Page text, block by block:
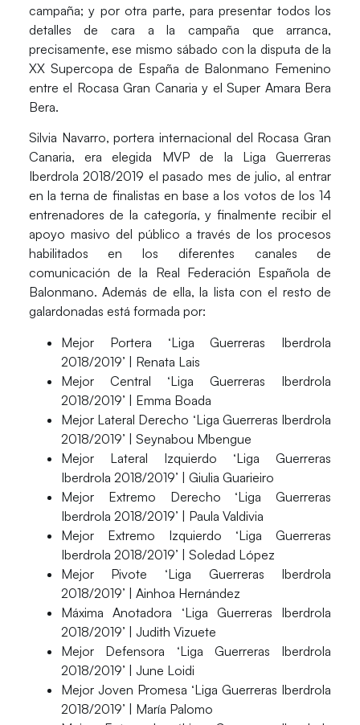
campaña; y por otra parte, para presentar todos los
detalles de cara a la campaña que arranca,
precisamente, ese mismo sábado con la disputa de la
XX Supercopa de España de Balonmano Femenino
entre el Rocasa Gran Canaria y el Super Amara Bera
Bera.
Silvia Navarro, portera internacional del Rocasa Gran
Canaria, era elegida MVP de la Liga Guerreras
Iberdrola 2018/2019 el pasado mes de julio, al entrar
en la terna de finalistas en base a los votos de los 14
entrenadores de la categoría, y finalmente recibir el
apoyo masivo del público a través de los procesos
habilitados en los diferentes canales de
comunicación de la Real Federación Española de
Balonmano. Además de ella, la lista con el resto de
galardonadas está formada por:
Mejor Portera ‘Liga Guerreras Iberdrola
2018/2019’ | Renata Lais
Mejor Central ‘Liga Guerreras Iberdrola
2018/2019’ | Emma Boada
Mejor Lateral Derecho ‘Liga Guerreras Iberdrola
2018/2019’ | Seynabou Mbengue
Mejor Lateral Izquierdo ‘Liga Guerreras
Iberdrola 2018/2019’ | Giulia Guarieiro
Mejor Extremo Derecho ‘Liga Guerreras
Iberdrola 2018/2019’ | Paula Valdivia
Mejor Extremo Izquierdo ‘Liga Guerreras
Iberdrola 2018/2019’ | Soledad López
Mejor Pivote ‘Liga Guerreras Iberdrola
2018/2019’ | Ainhoa Hernández
Máxima Anotadora ‘Liga Guerreras Iberdrola
2018/2019’ | Judith Vizuete
Mejor Defensora ‘Liga Guerreras Iberdrola
2018/2019’ | June Loidi
Mejor Joven Promesa ‘Liga Guerreras Iberdrola
2018/2019’ | María Palomo